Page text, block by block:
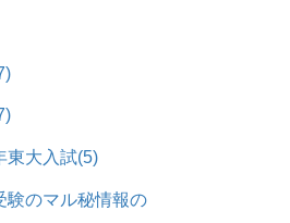
東大入試(5)
験のマル秘情報の